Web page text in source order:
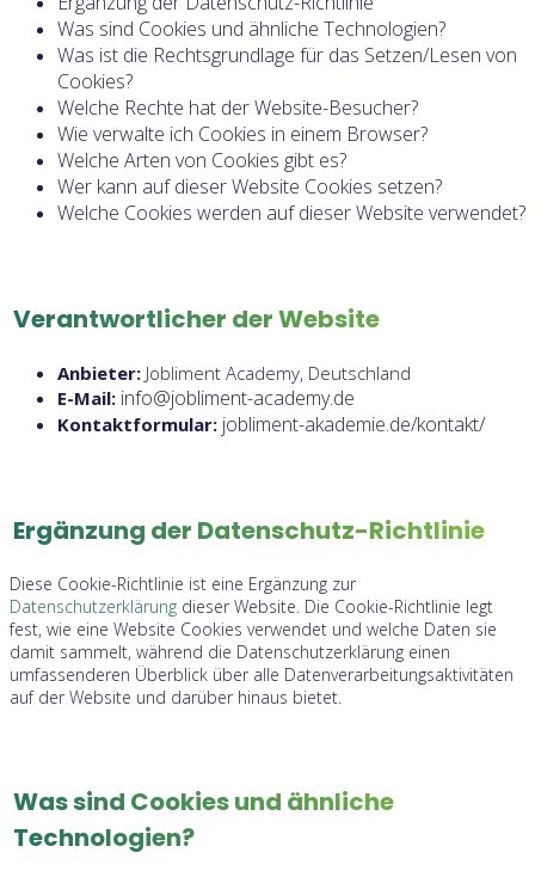
Was sind Cookies und ähnliche Technologien?
Was ist die Rechtsgrundlage für das Setzen/Lesen von
Cookies?
Welche Rechte hat der Website-Besucher?
Wie verwalte ich Cookies in einem Browser?
Welche Arten von Cookies gibt es?
Wer kann auf dieser Website Cookies setzen?
Welche Cookies werden auf dieser Website verwendet?
Verantwortlicher der Website
Anbieter: Jobliment Academy, Deutschland
E-Mail: info@jobliment-academy.de
Kontaktformular: jobliment-akademie.de/kontakt/
Ergänzung der Datenschutz-Richtlinie
Diese Cookie-Richtlinie ist eine Ergänzung zur
Datenschutzerklärung dieser Website. Die Cookie-Richtlinie legt
fest, wie eine Website Cookies verwendet und welche Daten sie
damit sammelt, während die Datenschutzerklärung einen
umfassenderen Überblick über alle Datenverarbeitungsaktivitäten
auf der Website und darüber hinaus bietet.
Was sind Cookies und ähnliche
Technologien?